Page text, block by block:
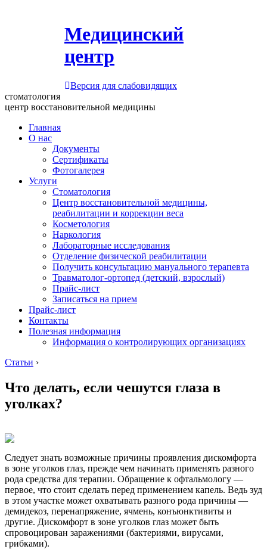
Медицинский
центр
Версия для слабовидящих
стоматология
центр восстановительной медицины
Главная
О нас
Документы
Сертификаты
Фотогалерея
Услуги
Стоматология
Центр восстановительной медицины,
реабилитации и коррекции веса
Косметология
Наркология
Лабораторные исследования
Отделение физической реабилитации
Получить консультацию мануального терапевта
Травматолог-ортопед (детский, взрослый)
Прайс-лист
Записаться на прием
Прайс-лист
Контакты
Полезная информация
Информация о контролирующих организациях
Статьи ›
Что делать, если чешутся глаза в
уголках?
Следует знать возможные причины проявления дискомфорта
в зоне уголков глаз, прежде чем начинать применять разного
рода средства для терапии. Обращение к офтальмологу —
первое, что стоит сделать перед применением капель. Ведь зуд
в этом участке может охватывать разного рода причины —
демидекоз, перенапряжение, ячмень, конъюнктивиты и
другие. Дискомфорт в зоне уголков глаз может быть
спровоцирован заражениями (бактериями, вирусами,
грибками).